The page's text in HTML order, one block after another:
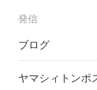
発信
ブログ
ヤマシィトンポ